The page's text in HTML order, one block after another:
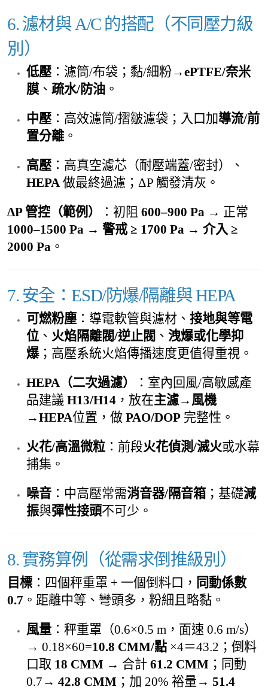
6. 濾材與 A/C 的搭配（不同壓力級
別）
低壓 ：濾筒/布袋；黏/細粉→ePTFE/奈米
膜 、 疏水/防油 。
中壓 ：高效濾筒/摺皺濾袋；入口加導流/前
置分離 。
高壓 ：高真空濾芯（耐壓端蓋/密封）、
HEPA 做最終過濾；ΔP 觸發清灰。
ΔP 管控（範例） ：初阻 600–900 Pa → 正常
1000–1500 Pa → 警戒 ≥ 1700 Pa → 介入 ≥
2000 Pa 。
7. 安全：ESD/防爆/隔離與 HEPA
可燃粉塵 ：導電軟管與濾材、 接地與等電
位 、 火焰隔離閥/逆止閥 、 洩爆或化學抑
爆；高壓系統火焰傳播速度更值得重視。
HEPA（二次過濾）
：室內回風/高敏感產
品建議 H13/H14 ，放在主濾→風機
→HEPA位置，做 PAO/DOP 完整性。
火花/高溫微粒 ：前段火花偵測/滅火或水幕
捕集。
噪音 ：中高壓常需消音器/隔音箱 ；基礎減
振與彈性接頭不可少。
8. 實務算例（從需求倒推級別）
目標 ：四個秤重罩 + 一個倒料口， 同動係數
0.7 。距離中等、彎頭多，粉細且略黏。
風量 ：秤重罩（0.6×0.5 m，面速 0.6 m/s）
→ 0.18×60=10.8 CMM/點×4＝43.2；倒料
口取 18 CMM → 合計 61.2 CMM ；同動
0.7→ 42.8 CMM ；加 20% 裕量→ 51.4